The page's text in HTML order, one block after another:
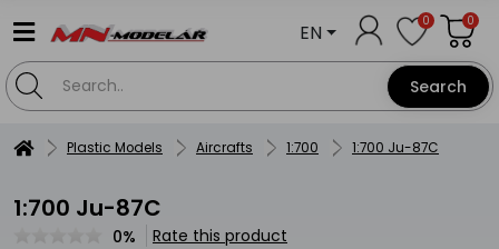
Search
EN 0 0
Plastic Models Aircrafts 1:700 1:700 Ju-87C
1:700 Ju-87C
0% Rate this product